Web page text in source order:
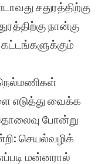
சதுரத்திற்கு
நான்கு
நெல்மணிகள்
எடுத்து வைக்க
போன்று
செயல்வழிக்
மன்னரால்